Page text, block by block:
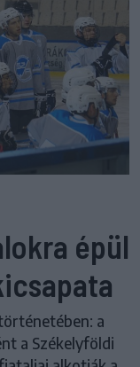
épül
a
a Székelyföldi